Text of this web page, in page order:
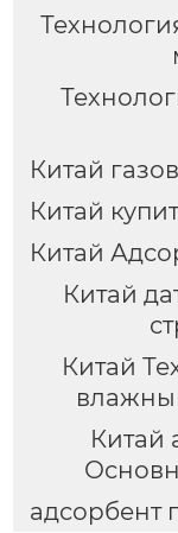
Китай
Китай
Китай
Китай
Китай
Китай
адсорбент